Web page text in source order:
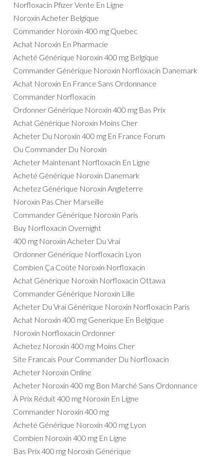
Norfloxacin Pfizer Vente En Ligne
Noroxin Acheter Belgique
Commander Noroxin 400 mg Quebec
Achat Noroxin En Pharmacie
Acheté Générique Noroxin 400 mg Belgique
Commander Générique Noroxin Norfloxacin Danemark
Achat Noroxin En France Sans Ordonnance
Commander Norfloxacin
Ordonner Générique Noroxin 400 mg Bas Prix
Achat Générique Noroxin Moins Cher
Acheter Du Noroxin 400 mg En France Forum
Ou Commander Du Noroxin
Acheter Maintenant Norfloxacin En Ligne
Acheté Générique Noroxin Danemark
Achetez Générique Noroxin Angleterre
Noroxin Pas Cher Marseille
Commander Générique Noroxin Paris
Buy Norfloxacin Overnight
400 mg Noroxin Acheter Du Vrai
Ordonner Générique Norfloxacin Lyon
Combien Ça Coûte Noroxin Norfloxacin
Achat Générique Noroxin Norfloxacin Ottawa
Commander Générique Noroxin Lille
Acheter Du Vrai Générique Noroxin Norfloxacin Paris
Achat Noroxin 400 mg Generique En Belgique
Noroxin Norfloxacin Ordonner
Achetez Noroxin 400 mg Moins Cher
Site Francais Pour Commander Du Norfloxacin
Acheter Noroxin Online
Acheter Noroxin 400 mg Bon Marché Sans Ordonnance
À Prix Réduit 400 mg Noroxin En Ligne
Commander Noroxin 400 mg
Acheté Générique Noroxin 400 mg Lyon
Combien Noroxin 400 mg En Ligne
Bas Prix 400 mg Noroxin Générique